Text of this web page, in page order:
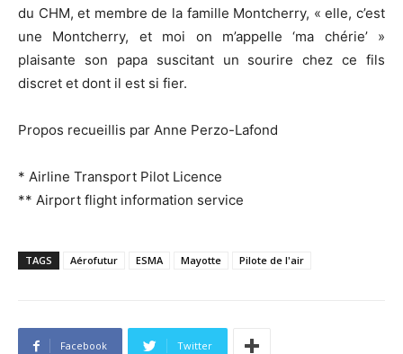
du CHM, et membre de la famille Montcherry, « elle, c’est
une Montcherry, et moi on m’appelle ‘ma chérie’ »
plaisante son papa suscitant un sourire chez ce fils
discret et dont il est si fier.
Propos recueillis par Anne Perzo-Lafond
* Airline Transport Pilot Licence
** Airport flight information service
TAGS Aérofutur ESMA Mayotte Pilote de l'air
Facebook Twitter